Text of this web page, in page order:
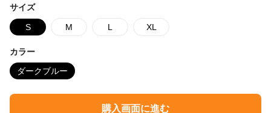
サイズ
S M L XL
カラー
ダークブルー
購入画面に進む